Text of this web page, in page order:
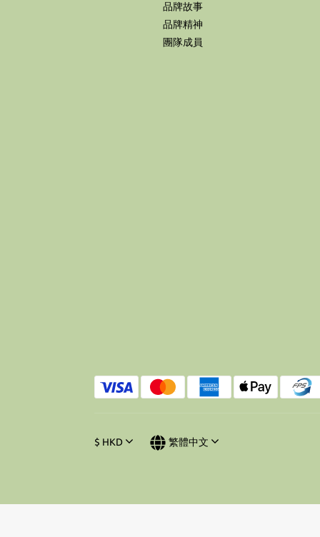
品牌故事
品牌精神
團隊成員
$ HKD 繁體中文